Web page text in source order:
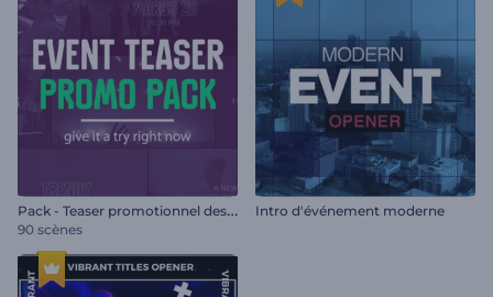
P
ack - Teaser promotionnel des événements
90 scènes
Intro d'événement moderne